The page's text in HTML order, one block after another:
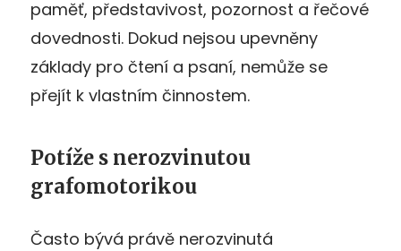
paměť, představivost, pozornost a řečové
dovednosti. Dokud nejsou upevněny
základy pro čtení a psaní, nemůže se
přejít k vlastním činnostem.
Potíže s nerozvinutou
grafomotorikou
Často bývá právě nerozvinutá